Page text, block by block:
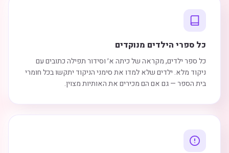
כל ספרי הילדים מנוקדים
כל ספר ילדים, מקראה של כיתה א׳ וסידור תפילה כתובים עם
ניקוד מלא. ילדים שלא למדו את סימני הניקוד יתקשו בכל חומרי
בית הספר — גם אם הם מכירים את האותיות מצוין.